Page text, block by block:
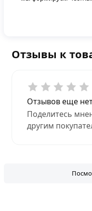
Отзывы к
Отзывов еще
Поделитесь
другим